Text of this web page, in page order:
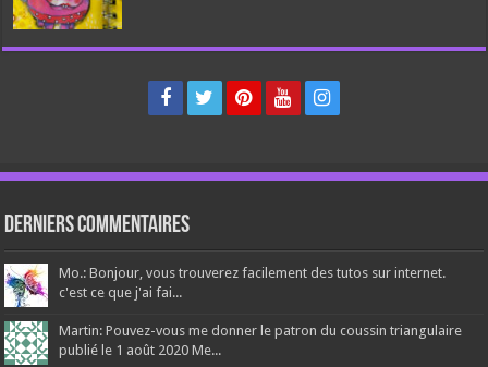
Derniers Commentaires
Mo.: Bonjour, vous trouverez facilement des tutos sur internet.
c'est ce que j'ai fai...
Martin: Pouvez-vous me donner le patron du coussin triangulaire
publié le 1 août 2020 Me...